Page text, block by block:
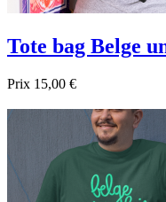
Tote bag Belge
Prix 15,00 €
Aperçu rapide
Noir
Beige